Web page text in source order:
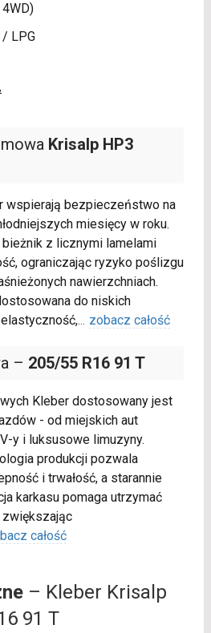
Krisalp HP3
wspierają bezpieczeństwo na
miesięcy w roku.
z licznymi lamelami
ograniczając ryzyko poślizgu
nawierzchniach.
do niskich
... zobacz całość
– 205/55 R16 91 T
Kleber dostosowany jest
- od miejskich aut
y i luksusowe limuzyny.
produkcji pozwala
i trwałość, a starannie
karkasu pomaga utrzymać
zwiększając
całość
4WD)
LPG
– Kleber Krisalp
91 T